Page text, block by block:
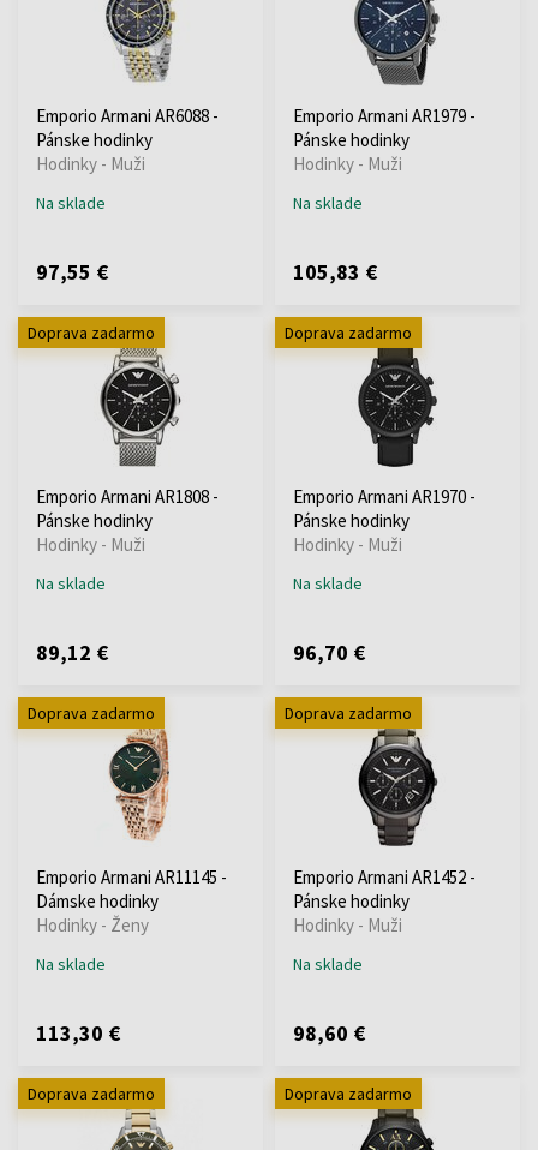
Emporio Armani AR6088 -
Pánske hodinky
Hodinky - Muži
Na sklade
97,55 €
Emporio Armani AR1979 -
Pánske hodinky
Hodinky - Muži
Na sklade
105,83 €
Doprava zadarmo
Emporio Armani AR1808 -
Pánske hodinky
Hodinky - Muži
Na sklade
89,12 €
Doprava zadarmo
Emporio Armani AR1970 -
Pánske hodinky
Hodinky - Muži
Na sklade
96,70 €
Doprava zadarmo
Emporio Armani AR11145 -
Dámske hodinky
Hodinky - Ženy
Na sklade
113,30 €
Doprava zadarmo
Emporio Armani AR1452 -
Pánske hodinky
Hodinky - Muži
Na sklade
98,60 €
Doprava zadarmo Doprava zadarmo